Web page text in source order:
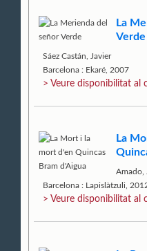
La
Verde
Sáez Castán, Javier
Barcelona : Ekaré, 2007
> Veure disponibilitat al
La
Amado,
Barcelona : Lapislàtzuli,
> Veure disponibilitat al